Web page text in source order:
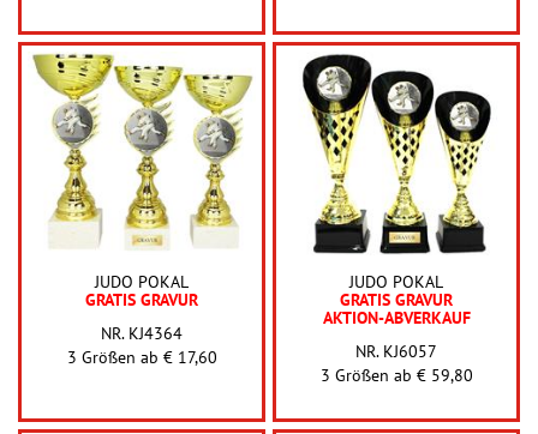
JUDO POKAL
GRATIS GRAVUR
NR. KJ4364
3 Größen ab € 17,60
JUDO POKAL
GRATIS GRAVUR
AKTION-ABVERKAUF
NR. KJ6057
3 Größen ab € 59,80